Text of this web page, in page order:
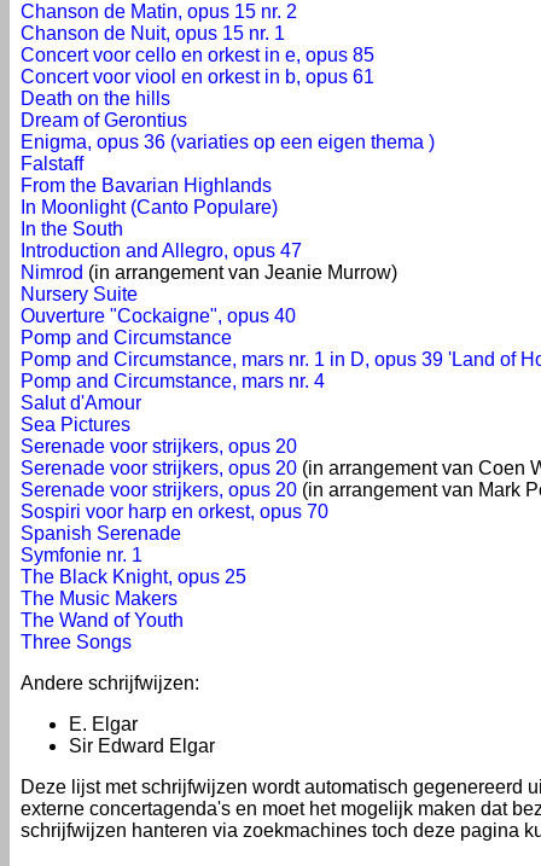
Chanson de Matin, opus 15 nr. 2
Chanson de Nuit, opus 15 nr. 1
Concert voor cello en orkest in e, opus 85
Concert voor viool en orkest in b, opus 61
Death on the hills
Dream of Gerontius
Enigma, opus 36 (variaties op een eigen thema )
Falstaff
From the Bavarian Highlands
In Moonlight (Canto Populare)
In the South
Introduction and Allegro, opus 47
Nimrod (in arrangement van Jeanie Murrow)
Nursery Suite
Ouverture "Cockaigne", opus 40
Pomp and Circumstance
Pomp and Circumstance, mars nr. 1 in D, opus 39 'Land of
Pomp and Circumstance, mars nr. 4
Salut d'Amour
Sea Pictures
Serenade voor strijkers, opus 20
Serenade voor strijkers, opus 20 (in arrangement van Coen
Serenade voor strijkers, opus 20 (in arrangement van Mark
Sospiri voor harp en orkest, opus 70
Spanish Serenade
Symfonie nr. 1
The Black Knight, opus 25
The Music Makers
The Wand of Youth
Three Songs
Andere schrijfwijzen:
E. Elgar
Sir Edward Elgar
Deze lijst met schrijfwijzen wordt automatisch gegenereerd
externe concertagenda's en moet het mogelijk maken dat
schrijfwijzen hanteren via zoekmachines toch deze pagina